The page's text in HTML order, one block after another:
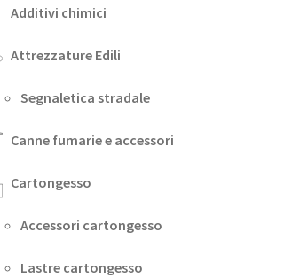
Additivi chimici
Attrezzature Edili
Segnaletica stradale
Canne fumarie e accessori
Cartongesso
Accessori cartongesso
Lastre cartongesso